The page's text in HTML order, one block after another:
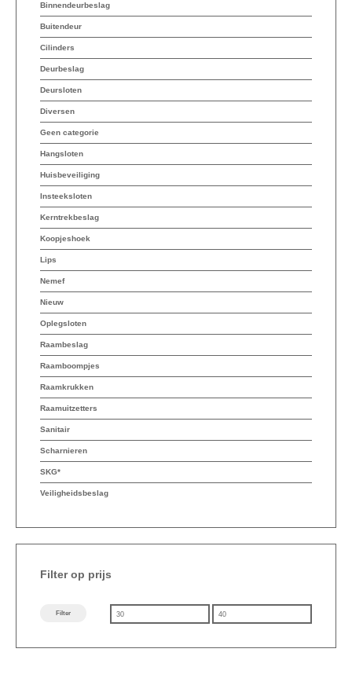
Binnendeurbeslag
Buitendeur
Cilinders
Deurbeslag
Deursloten
Diversen
Geen categorie
Hangsloten
Huisbeveiliging
Insteeksloten
Kerntrekbeslag
Koopjeshoek
Lips
Nemef
Nieuw
Oplegsloten
Raambeslag
Raamboompjes
Raamkrukken
Raamuitzetters
Sanitair
Scharnieren
SKG*
Veiligheidsbeslag
Filter op prijs
Min. prijs Max. prijs
Filter